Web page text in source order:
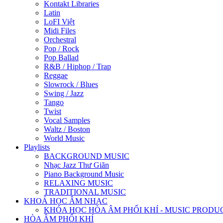
Kontakt Libraries
Latin
LoFI Việt
Midi Files
Orchestral
Pop / Rock
Pop Ballad
R&B / Hiphop / Trap
Reggae
Slowrock / Blues
Swing / Jazz
Tango
Twist
Vocal Samples
Waltz / Boston
World Music
Playlists
BACKGROUND MUSIC
Nhạc Jazz Thư Giãn
Piano Background Music
RELAXING MUSIC
TRADITIONAL MUSIC
KHOÁ HỌC ÂM NHẠC
KHÓA HỌC HÒA ÂM PHỐI KHÍ - MUSIC
HÒA ÂM PHỐI KHÍ